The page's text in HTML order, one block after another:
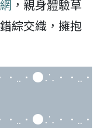
，親身體驗草
綜交織，擁抱